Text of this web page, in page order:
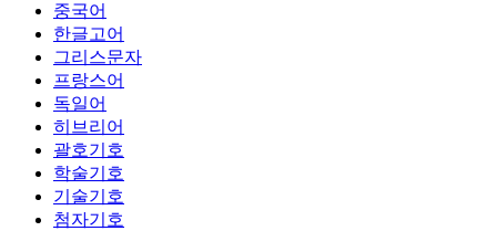
중국어
한글고어
그리스문자
프랑스어
독일어
히브리어
괄호기호
학술기호
기술기호
첨자기호